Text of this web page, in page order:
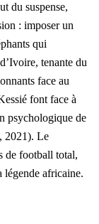
du suspense,
: imposer un
qui
tenante du
face au
font face à
psychologique de
2021). Le
de football total,
légende africaine.